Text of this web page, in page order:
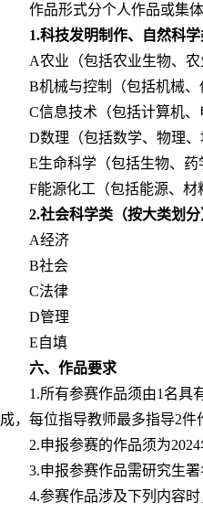
作品形式分个人作品或集
1.科技发明制作、自然科学
A农业（包括农业生物、
B机械与控制（包括机械、
C信息技术（包括计算机、
D数理（包括数学、物理、
E生命科学（包括生物、药
F能源化工（包括能源、材
2.社会科学类（按大类划分
A经济
B社会
C法律
D管理
E自填
六、作品要求
1.所有参赛作品须由1名具
成，每位指导教师最多指导2件
2.申报参赛的作品须为
3.申报参赛作品需研究生
4.参赛作品涉及下列内容